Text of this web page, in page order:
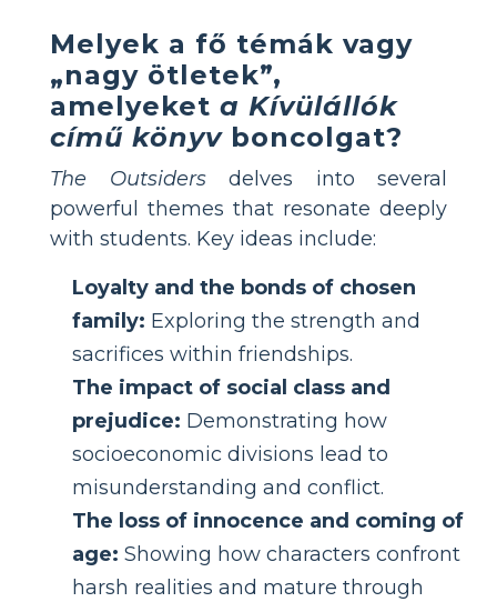
Melyek a fő témák vagy
„nagy ötletek”,
amelyeket a Kívülállók
című könyvboncolgat?
The Outsidersdelves into several
powerful themes that resonate deeply
with students. Key ideas include:
Loyalty and the bonds of chosen
family: Exploring the strength and
sacrifices within friendships.
The impact of social class and
prejudice: Demonstrating how
socioeconomic divisions lead to
misunderstanding and conflict.
The loss of innocence and coming of
age: Showing how characters confront
harsh realities and mature through